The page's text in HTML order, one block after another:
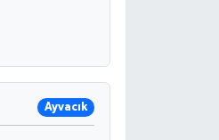
Ayvacık